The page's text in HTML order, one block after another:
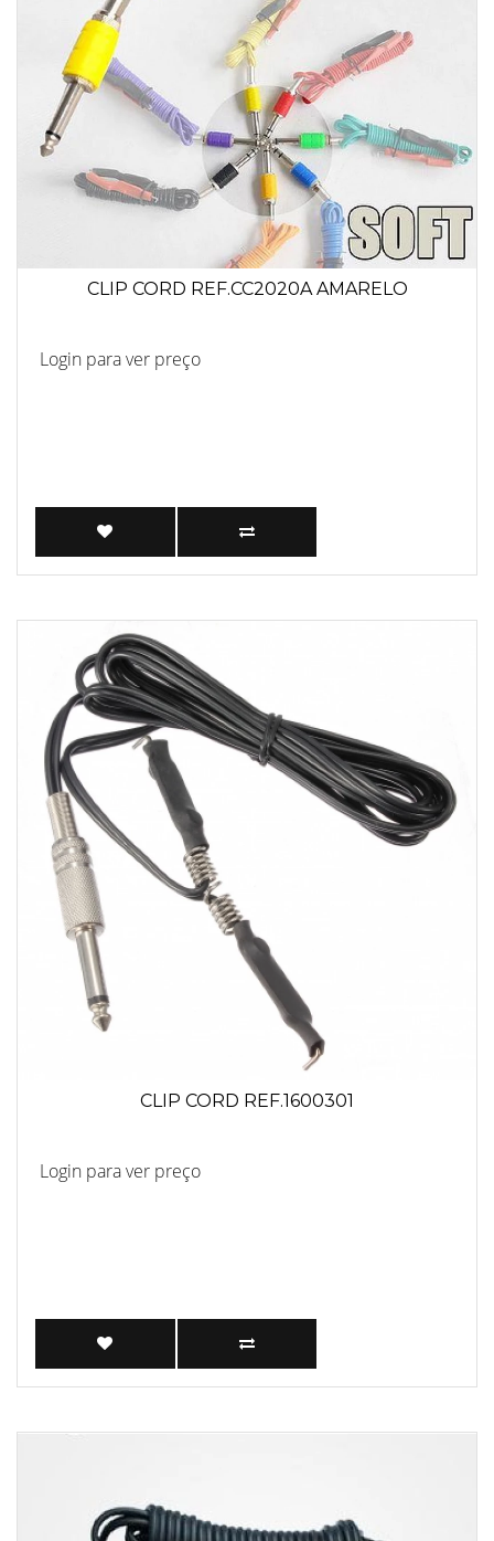
CLIP CORD REF.CC2020A AMARELO
Login para ver preço
CLIP CORD REF.1600301
Login para ver preço